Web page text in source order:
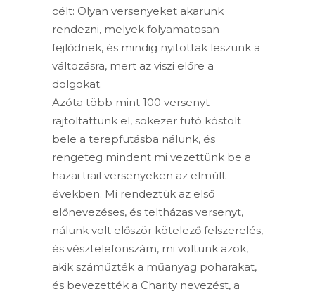
célt: Olyan versenyeket akarunk
rendezni, melyek folyamatosan
fejlődnek, és mindig nyitottak leszünk a
változásra, mert az viszi előre a
dolgokat.
Azóta több mint 100 versenyt
rajtoltattunk el, sokezer futó kóstolt
bele a terepfutásba nálunk, és
rengeteg mindent mi vezettünk be a
hazai trail versenyeken az elmúlt
években. Mi rendeztük az első
előnevezéses, és teltházas versenyt,
nálunk volt először kötelező felszerelés,
és vésztelefonszám, mi voltunk azok,
akik száműzték a műanyag poharakat,
és bevezették a Charity nevezést, a